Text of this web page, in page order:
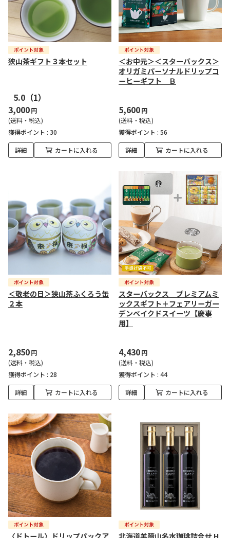
狭山茶ギフト３本セット
5.0 （1）
3,000円
(送料・税込)
獲得ポイント : 30
詳細 カートに入れる
＜お中元＞＜スターバックス＞
オリガミパーソナルドリップコ
ーヒーギフト Ｂ
5,600円
(送料・税込)
獲得ポイント : 56
詳細 カートに入れる
＜敬老の日＞狭山茶ふくろう缶
２本
2,850円
(送料・税込)
獲得ポイント : 28
詳細 カートに入れる
スターバックス プレミアムミ
ックスギフト＋フェアリーガー
デンベイクドスイーツ【慶事
用】
4,430円
(送料・税込)
獲得ポイント : 44
詳細 カートに入れる
〈ドトール〉ドリップパックア 北海道羊蹄山名水珈琲詰合せ H